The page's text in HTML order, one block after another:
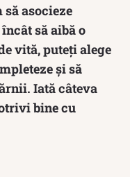
asocieze
să aibă o
vită, puteți alege
și să
Iată câteva
bine cu